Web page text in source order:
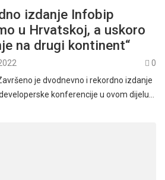
izdanje Infobip
u Hrvatskoj, a uskoro
na drugi kontinent“
0
je dvodnevno i rekordno izdanje
konferencije u ovom dijelu…